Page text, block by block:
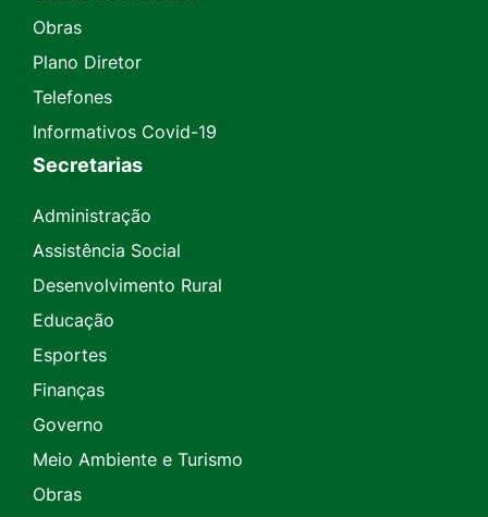
Obras
Plano Diretor
Telefones
Informativos Covid-19
Secretarias
Administração
Assistência Social
Desenvolvimento Rural
Educação
Esportes
Finanças
Governo
Meio Ambiente e Turismo
Obras